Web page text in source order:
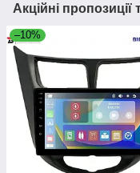
Акційні пропозиції
–10%